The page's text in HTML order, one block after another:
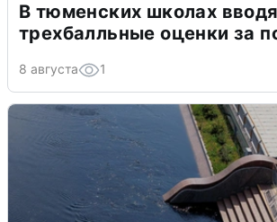
В тюменских школах
трехбалльные оценки за
8 августа 1